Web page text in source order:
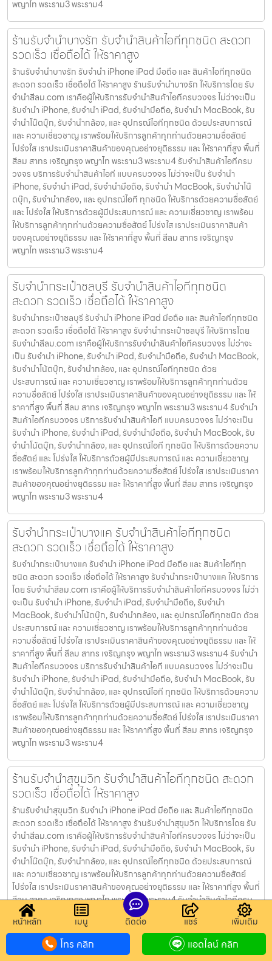
พญาไท พระราม3 พระราม4
ร้านรับจำนำบางรัก รับจำนำสินค้าไอทีทุกชนิด สะดวก
รวดเร็ว เชื่อถือได้ ให้ราคาสูง
ร้านรับจำนำบางรัก รับจำนำ iPhone iPad มือถือ และ สินค้าไอทีทุกชนิด
สะดวก รวดเร็ว เชื่อถือได้ ให้ราคาสูง ร้านรับจำนำบางรัก ให้บริการโดย รับ
จํานําสีลม.com เราคือผู้ให้บริการรับจำนำสินค้าไอทีครบวงจร ไม่ว่าจะเป็น
รับจำนำ iPhone, รับจำนำ iPad, รับจำนำมือถือ, รับจำนำ MacBook, รับ
จำนำโน๊ตบุ๊ก, รับจำนำกล้อง, และ อุปกรณ์ไอทีทุกชนิด ด้วยประสบการณ์
และ ความเชี่ยวชาญ เราพร้อมให้บริการลูกค้าทุกท่านด้วยความซื่อสัตย์
โปร่งใส เราประเมินราคาสินค้าของคุณอย่างยุติธรรม และ ให้ราคาที่สูง พื้นที่
สีลม สาทร เจริญกรุง พญาไท พระราม3 พระราม4 รับจำนำสินค้าไอทีครบ
วงจร บริการรับจำนำสินค้าไอที แบบครบวงจร ไม่ว่าจะเป็น รับจำนำ
iPhone, รับจำนำ iPad, รับจำนำมือถือ, รับจำนำ MacBook, รับจำนำโน๊
ตบุ๊ก, รับจำนำกล้อง, และ อุปกรณ์ไอที ทุกชนิด ให้บริการด้วยความซื่อสัตย์
และ โปร่งใส ให้บริการด้วยผู้มีประสบการณ์ และ ความเชี่ยวชาญ เราพร้อม
ให้บริการลูกค้าทุกท่านด้วยความซื่อสัตย์ โปร่งใส เราประเมินราคาสินค้า
ของคุณอย่างยุติธรรม และ ให้ราคาที่สูง พื้นที่ สีลม สาทร เจริญกรุง
พญาไท พระราม3 พระราม4
รับจำนำกระเป๋าชลบุรี รับจำนำสินค้าไอทีทุกชนิด
สะดวก รวดเร็ว เชื่อถือได้ ให้ราคาสูง
รับจำนำกระเป๋าชลบุรี รับจำนำ iPhone iPad มือถือ และ สินค้าไอทีทุกชนิด
สะดวก รวดเร็ว เชื่อถือได้ ให้ราคาสูง รับจำนำกระเป๋าชลบุรี ให้บริการโดย
รับจํานําสีลม.com เราคือผู้ให้บริการรับจำนำสินค้าไอทีครบวงจร ไม่ว่าจะ
เป็น รับจำนำ iPhone, รับจำนำ iPad, รับจำนำมือถือ, รับจำนำ MacBook,
รับจำนำโน้ตบุ๊ก, รับจำนำกล้อง, และ อุปกรณ์ไอทีทุกชนิด ด้วย
ประสบการณ์ และ ความเชี่ยวชาญ เราพร้อมให้บริการลูกค้าทุกท่านด้วย
ความซื่อสัตย์ โปร่งใส เราประเมินราคาสินค้าของคุณอย่างยุติธรรม และ ให้
ราคาที่สูง พื้นที่ สีลม สาทร เจริญกรุง พญาไท พระราม3 พระราม4 รับจำนำ
สินค้าไอทีครบวงจร บริการรับจำนำสินค้าไอที แบบครบวงจร ไม่ว่าจะเป็น
รับจำนำ iPhone, รับจำนำ iPad, รับจำนำมือถือ, รับจำนำ MacBook, รับ
จำนำโน้ตบุ๊ก, รับจำนำกล้อง, และ อุปกรณ์ไอที ทุกชนิด ให้บริการด้วยความ
ซื่อสัตย์ และ โปร่งใส ให้บริการด้วยผู้มีประสบการณ์ และ ความเชี่ยวชาญ
เราพร้อมให้บริการลูกค้าทุกท่านด้วยความซื่อสัตย์ โปร่งใส เราประเมินราคา
สินค้าของคุณอย่างยุติธรรม และ ให้ราคาที่สูง พื้นที่ สีลม สาทร เจริญกรุง
พญาไท พระราม3 พระราม4
รับจำนำกระเป๋าบางแค รับจำนำสินค้าไอทีทุกชนิด
สะดวก รวดเร็ว เชื่อถือได้ ให้ราคาสูง
รับจำนำกระเป๋าบางแค รับจำนำ iPhone iPad มือถือ และ สินค้าไอทีทุก
ชนิด สะดวก รวดเร็ว เชื่อถือได้ ให้ราคาสูง รับจำนำกระเป๋าบางแค ให้บริการ
โดย รับจํานําสีลม.com เราคือผู้ให้บริการรับจำนำสินค้าไอทีครบวงจร ไม่ว่า
จะเป็น รับจำนำ iPhone, รับจำนำ iPad, รับจำนำมือถือ, รับจำนำ
MacBook, รับจำนำโน้ตบุ๊ก, รับจำนำกล้อง, และ อุปกรณ์ไอทีทุกชนิด ด้วย
ประสบการณ์ และ ความเชี่ยวชาญ เราพร้อมให้บริการลูกค้าทุกท่านด้วย
ความซื่อสัตย์ โปร่งใส เราประเมินราคาสินค้าของคุณอย่างยุติธรรม และ ให้
ราคาที่สูง พื้นที่ สีลม สาทร เจริญกรุง พญาไท พระราม3 พระราม4 รับจำนำ
สินค้าไอทีครบวงจร บริการรับจำนำสินค้าไอที แบบครบวงจร ไม่ว่าจะเป็น
รับจำนำ iPhone, รับจำนำ iPad, รับจำนำมือถือ, รับจำนำ MacBook, รับ
จำนำโน้ตบุ๊ก, รับจำนำกล้อง, และ อุปกรณ์ไอที ทุกชนิด ให้บริการด้วยความ
ซื่อสัตย์ และ โปร่งใส ให้บริการด้วยผู้มีประสบการณ์ และ ความเชี่ยวชาญ
เราพร้อมให้บริการลูกค้าทุกท่านด้วยความซื่อสัตย์ โปร่งใส เราประเมินราคา
สินค้าของคุณอย่างยุติธรรม และ ให้ราคาที่สูง พื้นที่ สีลม สาทร เจริญกรุง
พญาไท พระราม3 พระราม4
ร้านรับจำนำสุขุมวิท รับจำนำสินค้าไอทีทุกชนิด สะดวก
รวดเร็ว เชื่อถือได้ ให้ราคาสูง
ร้านรับจำนำสุขุมวิท รับจำนำ iPhone iPad มือถือ และ สินค้าไอทีทุกชนิด
สะดวก รวดเร็ว เชื่อถือได้ ให้ราคาสูง ร้านรับจำนำสุขุมวิท ให้บริการโดย รับ
จํานําสีลม.com เราคือผู้ให้บริการรับจำนำสินค้าไอทีครบวงจร ไม่ว่าจะเป็น
รับจำนำ iPhone, รับจำนำ iPad, รับจำนำมือถือ, รับจำนำ MacBook, รับ
จำนำโน๊ตบุ๊ก, รับจำนำกล้อง, และ อุปกรณ์ไอทีทุกชนิด ด้วยประสบการณ์
และ ความเชี่ยวชาญ เราพร้อมให้บริการลูกค้าทุกท่านด้วยความซื่อสัตย์
โปร่งใส เราประเมินราคาสินค้าของคุณอย่างยุติธรรม และ ให้ราคาที่สูง พื้นที่
สีลม สาทร เจริญกรุง พญาไท พระราม3 พระราม4 รับจำนำสินค้าไอทีครบ
วงจร บริการรับจำนำสินค้าไอที แบบครบวงจร ไม่ว่าจะเป็น รับจำนำ
iPhone, รับจำนำ iPad, รับจำนำมือถือ, รับจำนำ MacBook, รับจำนำโน๊
ตบุ๊ก, รับจำนำกล้อง, และ อุปกรณ์ไอที ทุกชนิด ให้บริการด้วยความซื่อสัตย์
และ โปร่งใส ให้บริการด้วยผู้มีประสบการณ์ และ ความเชี่ยวชาญ เราพร้อม
หน้าหลัก เมนู ติดต่อ แชร์ เพิ่มเติม
โทร คลิก แอดไลน์ คลิก